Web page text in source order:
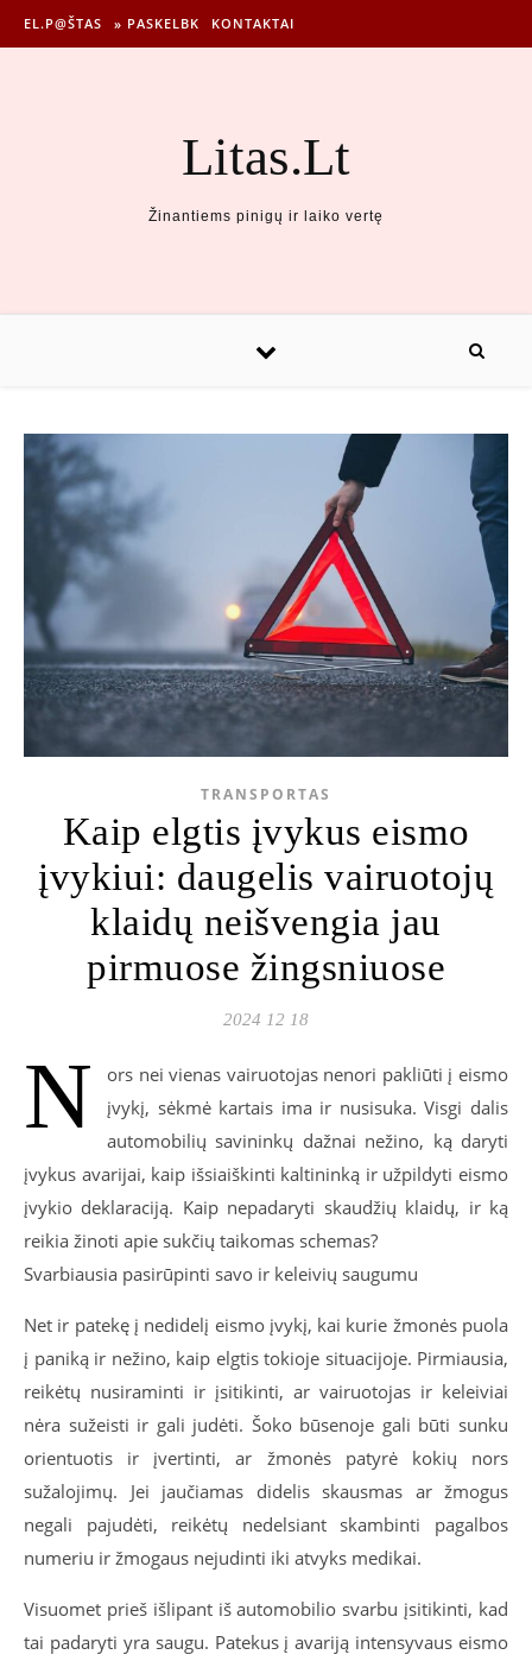
EL.P@ŠTAS » PASKELBK KONTAKTAI
Litas.Lt
Žinantiems pinigų ir laiko vertę
TRANSPORTAS
Kaip elgtis įvykus eismo
įvykiui: daugelis vairuotojų
klaidų neišvengia jau
pirmuose žingsniuose
2024 12 18
N
ors nei vienas vairuotojas nenori pakliūti į eismo
įvykį, sėkmė kartais ima ir nusisuka. Visgi dalis
automobilių savininkų dažnai nežino, ką daryti
įvykus avarijai, kaip išsiaiškinti kaltininką ir užpildyti eismo
įvykio deklaraciją. Kaip nepadaryti skaudžių klaidų, ir ką
reikia žinoti apie sukčių taikomas schemas?
Svarbiausia pasirūpinti savo ir keleivių saugumu
Net ir patekę į nedidelį eismo įvykį, kai kurie žmonės puola
į paniką ir nežino, kaip elgtis tokioje situacijoje. Pirmiausia,
reikėtų nusiraminti ir įsitikinti, ar vairuotojas ir keleiviai
nėra sužeisti ir gali judėti. Šoko būsenoje gali būti sunku
orientuotis ir įvertinti, ar žmonės patyrė kokių nors
sužalojimų. Jei jaučiamas didelis skausmas ar žmogus
negali pajudėti, reikėtų nedelsiant skambinti pagalbos
numeriu ir žmogaus nejudinti iki atvyks medikai.
Visuomet prieš išlipant iš automobilio svarbu įsitikinti, kad
tai padaryti yra saugu. Patekus į avariją intensyvaus eismo